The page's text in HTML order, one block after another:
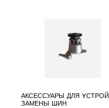
АКСЕССУАРЫ ДЛЯ
ЗАМЕНЫ ШИН